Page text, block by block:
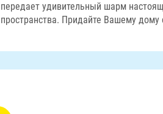
передает удивительный шарм
пространства. Придайте Вашему